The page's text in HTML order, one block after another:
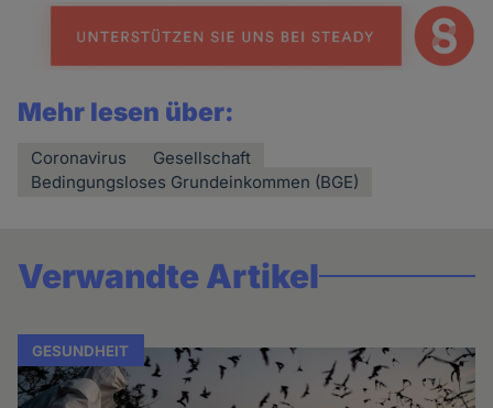
Mehr lesen über:
Coronavirus
Gesellschaft
Bedingungsloses Grundeinkommen (BGE)
Verwandte Artikel
GESUNDHEIT